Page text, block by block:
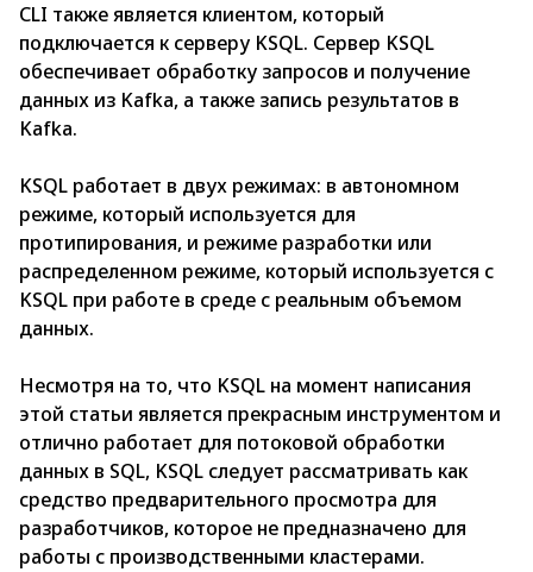
СLI также является клиентом, который
подключается к серверу KSQL. Сервер KSQL
обеспечивает обработку запросов и получение
данных из Kаfkа, а также запись результатов в
Kаfkа.
KSQL работает в двух режимах: в автономном
режиме, который используется для
протипирования, и режиме разработки или
распределенном режиме, который используется с
KSQL при работе в среде с реальным объемом
данных.
Несмотря на то, что KSQL на момент написания
этой статьи является прекрасным инструментом и
отлично работает для потоковой обработки
данных в SQL, KSQL следует рассматривать как
средство предварительного просмотра для
разработчиков, которое не предназначено для
работы с производственными кластерами.